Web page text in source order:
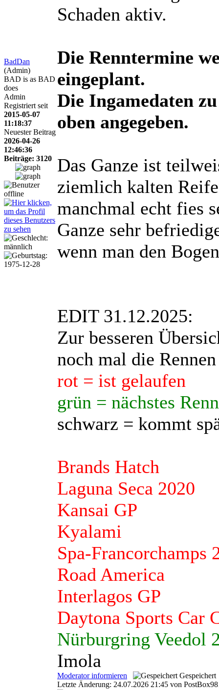
BadDan
(Admin)
BAD is as BAD
does
Admin
Registriert seit
2015-05-07
11:18:37
Neuester Beitrag
2026-04-26
12:46:36
Beiträge: 3120
Schaden aktiv.
Die Renntermine
eingeplant.
Die Ingamedaten
oben angegeben.
Das Ganze ist
ziemlich kalten
manchmal echt fies
Ganze sehr
wenn man den
EDIT 31.12.2025:
Zur besseren
noch mal die
rot = ist gelaufen
grün = nächstes
schwarz = kommt
Brands Hatch
Laguna Seca 2020
Kansai GP
Kyalami
Spa-Francorchamps
Road America
Interlagos GP
Daytona Sports Car
Nürburgring Veedol
Imola
Moderator informieren
Gespeichert
Letzte Änderung: 24.07.2026 21:45 von